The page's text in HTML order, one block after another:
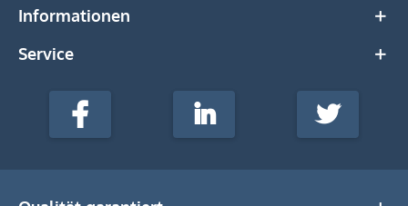
Informationen
Service
stempel-
Media
Facebook LinkedIn Twitter